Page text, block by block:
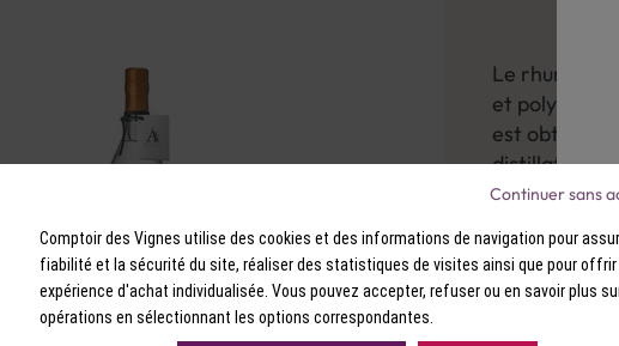
Le rhum
et
est obtenu à
distillation de
cristalline et
Que vous le
ingrédient
Comptoir des Vignes utilise des cookies et des informations de navigation pour
fiabilité et la sécurité du site, réaliser des statistiques de visites ainsi que pour offrir
expérience d'achat individualisée. Vous pouvez accepter, refuser ou en savoir plus
opérations en sélectionnant les options correspondantes.
Continuer sans